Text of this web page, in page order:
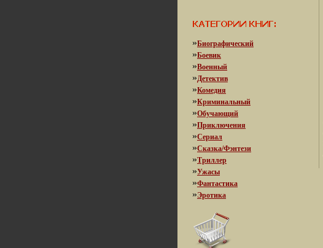
»Биографический
»Боевик
»Военный
»Детектив
»Комедия
»Криминальный
»Обучающий
»Приключения
»Сериал
»Сказка/Фэнтези
»Триллер
»Ужасы
»Фантастика
»Эротика